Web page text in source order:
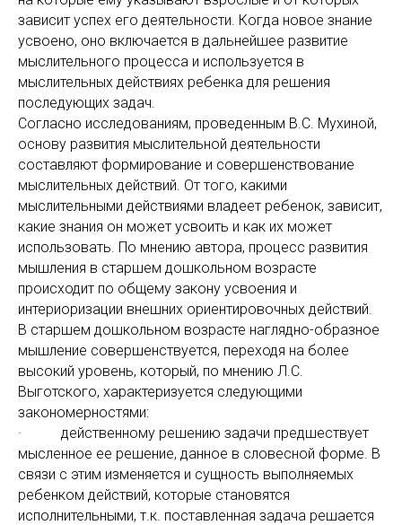
зависит успех его деятельности. Когда новое знание
усвоено, оно включается в дальнейшее развитие
мыслительного процесса и используется в
мыслительных действиях ребенка для решения
последующих задач.
Согласно исследованиям, проведенным В.С. Мухиной,
основу развития мыслительной деятельности
составляют формирование и совершенствование
мыслительных действий. От того, какими
мыслительными действиями владеет ребенок, зависит,
какие знания он может усвоить и как их может
использовать. По мнению автора, процесс развития
мышления в старшем дошкольном возрасте
происходит по общему закону усвоения и
интериоризации внешних ориентировочных действий.
В старшем дошкольном возрасте наглядно-образное
мышление совершенствуется, переходя на более
высокий уровень, который, по мнению Л.С.
Выготского, характеризуется следующими
закономерностями:
· действенному решению задачи предшествует
мысленное ее решение, данное в словесной форме. В
связи с этим изменяется и сущность выполняемых
ребенком действий, которые становятся
исполнительными, т.к. поставленная задача решается